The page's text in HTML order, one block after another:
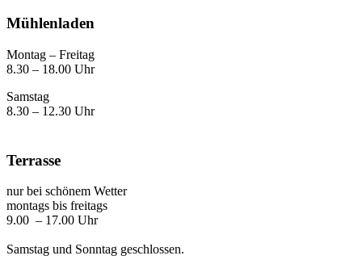
Mühlenladen
Montag – Freitag
8.30 – 18.00 Uhr
Samstag
8.30 – 12.30 Uhr
Terrasse
nur bei schönem Wetter
montags bis freitags
9.00 – 17.00 Uhr
Samstag und Sonntag geschlossen.